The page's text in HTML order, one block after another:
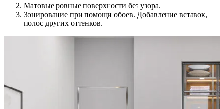
Матовые ровные поверхности без узора.
Зонирование при помощи обоев. Добавление вставок,
полос других оттенков.